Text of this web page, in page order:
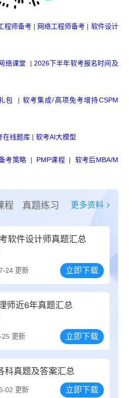
程师备考 | 网络工程师备考 | 软件设计
络课堂 | 2026下半年软考报名时间及
包 | 软考集成/高项免考增持CSPM
在线题库 |软考AI大模型
考策略 | PMP课程| 软考后MBA/M
程 真题练习 更多资料
软件设计师真题汇总
24 更新 立即下载
师近6年真题汇总
25 更新 立即下载
科真题及答案汇总
02 更新 立即下载